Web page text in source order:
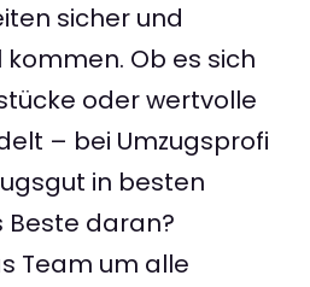
sicher und
Ob es sich
oder wertvolle
– bei Umzugsprofi
in besten
Beste daran?
Team um alle